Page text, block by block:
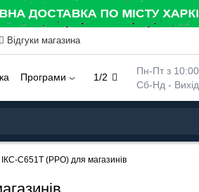
Відгуки магазина
Пн-Пт з
Сб-Нд -
1/2
Програми
ІКС-С651Т (РРО) для магазинів